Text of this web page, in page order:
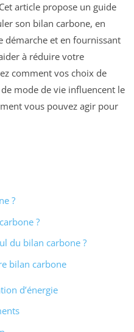
article propose un guide
son bilan carbone, en
démarche et en fournissant
à réduire votre
comment vos choix de
mode de vie influencent le
vous pouvez agir pour
?
?
du bilan carbone ?
bilan carbone
d’énergie